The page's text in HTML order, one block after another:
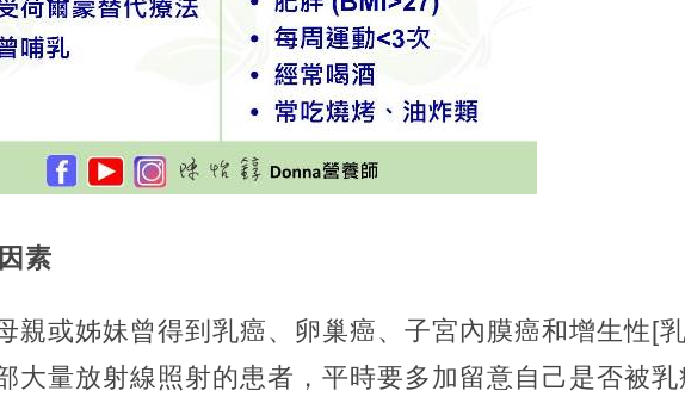
素
親或姊妹曾得到乳癌、卵巢癌、子宮內膜癌和增生性[
大量放射線照射的患者，平時要多加留意自己是否被乳